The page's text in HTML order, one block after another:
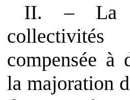
II. – La
compensée à
la majoration